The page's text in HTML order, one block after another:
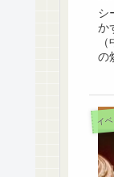
シ
か
の
イ